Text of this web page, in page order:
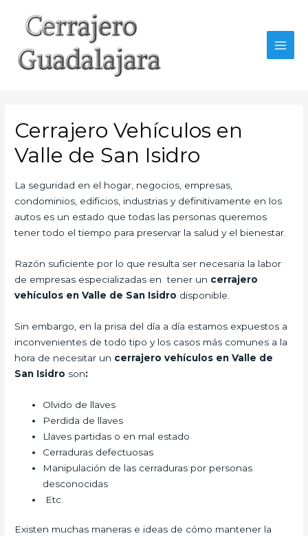
contenido
Cerrajero Vehículos en
Valle de San Isidro
La seguridad en el hogar, negocios, empresas,
condominios, edificios, industrias y definitivamente en los
autos es un estado que todas las personas queremos
tener todo el tiempo para preservar la salud y el bienestar.
Razón suficiente por lo que resulta ser necesaria la labor
de empresas especializadas en tener un cerrajero
vehículos en Valle de San Isidro disponible.
Sin embargo, en la prisa del día a día estamos expuestos a
inconvenientes de todo tipo y los casos más comunes a la
hora de necesitar un cerrajero vehículos en Valle de
San Isidro son:
Olvido de llaves
Perdida de llaves
Llaves partidas o en mal estado
Cerraduras defectuosas
Manipulación de las cerraduras por personas
desconocidas
Etc.
Existen muchas maneras e ideas de cómo mantener la